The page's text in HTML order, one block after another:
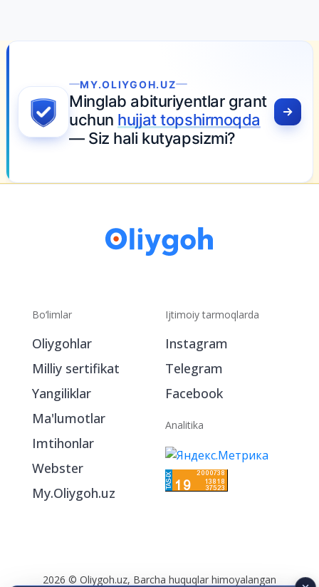
MY.OLIYGOH.UZ
Minglab abituriyentlar grant
uchun hujjat topshirmoqda
— Siz hali kutyapsizmi?
Bo‘limlar
Oliygohlar
Milliy sertifikat
Yangiliklar
Ma'lumotlar
Imtihonlar
Webster
My.Oliygoh.uz
Ijtimoiy tarmoqlarda
Instagram
Telegram
Facebook
Analitika
2026 © Oliygoh.uz, Barcha huquqlar himoyalangan